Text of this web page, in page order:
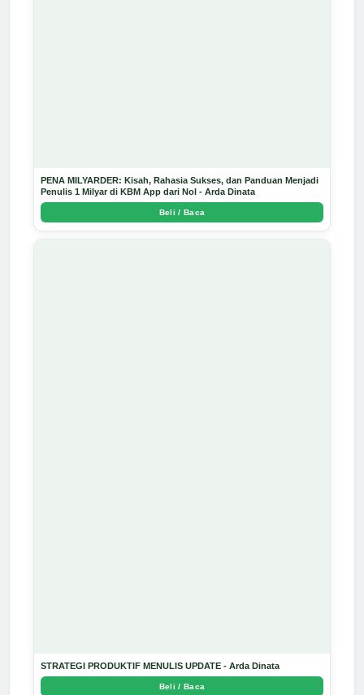
PENA MILYARDER: Kisah, Rahasia Sukses, dan Panduan Menjadi
Penulis 1 Milyar di KBM App dari Nol - Arda Dinata
Beli / Baca
STRATEGI PRODUKTIF MENULIS UPDATE - Arda Dinata
Beli / Baca